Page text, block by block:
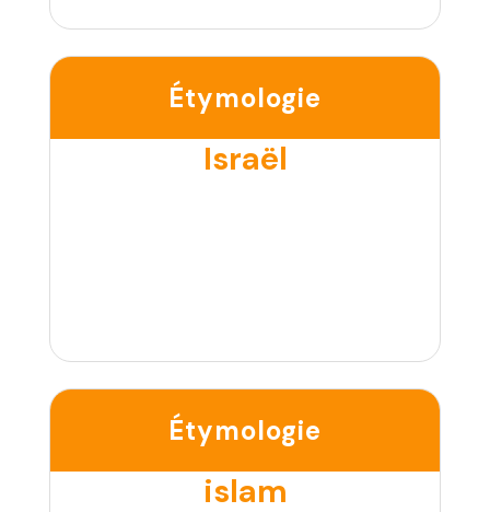
Étymologie
Israël
Étymologie
islam